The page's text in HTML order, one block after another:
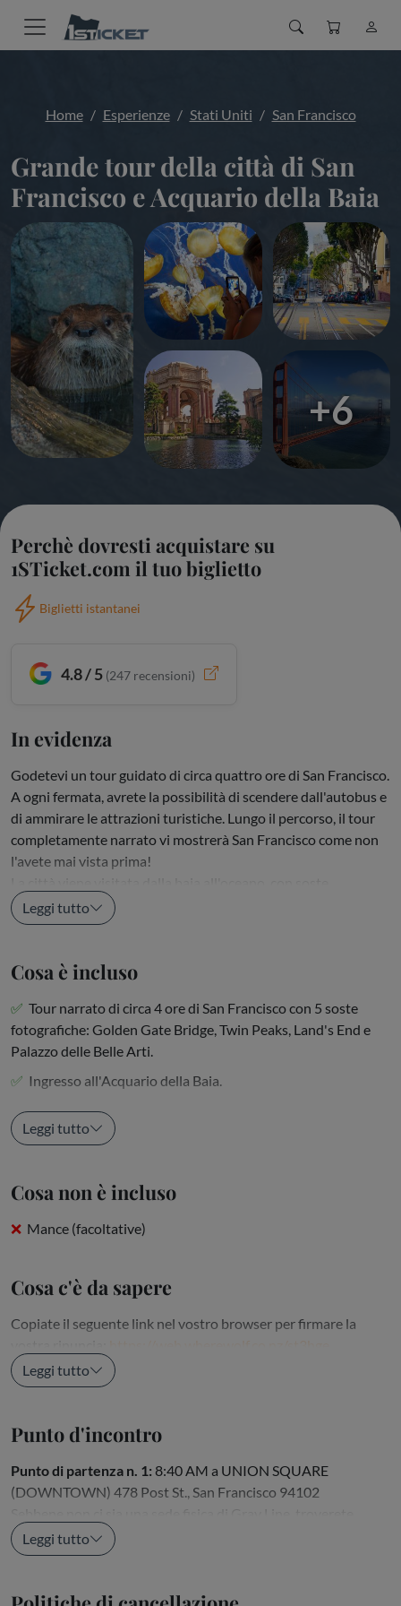
Home Esperienze Stati Uniti San Francisco
Grande tour della città di San
Francisco e Acquario della Baia
+6
Perchè dovresti acquistare su
1STicket.com il tuo biglietto
Biglietti istantanei
4.8 / 5 (247 recensioni)
In evidenza
Godetevi un tour guidato di circa quattro ore di San Francisco.
A ogni fermata, avrete la possibilità di scendere dall'autobus e
di ammirare le attrazioni turistiche. Lungo il percorso, il tour
completamente narrato vi mostrerà San Francisco come non
l'avete mai vista prima!
fotografiche nei...
Leggi tutto
Cosa è incluso
Tour narrato di circa 4 ore di San Francisco con 5 soste
fotografiche: Golden Gate Bridge, Twin Peaks, Land's End e
Palazzo delle Belle Arti.
Ingresso all'Acquario della Baia.
Autobus di lusso con guide...
Leggi tutto
Cosa non è incluso
Mance (facoltative)
Cosa c'è da sapere
Copiate il seguente link nel vostro browser per firmare la
La rinuncia deve essere firmata prima di...
Leggi tutto
Punto d'incontro
Punto di partenza n. 1: 8:40 AM a UNION SQUARE
(DOWNTOWN) 478 Post St., San Francisco 94102
l'Encore Cafe proprio accanto. Per salire a bordo...
Leggi tutto